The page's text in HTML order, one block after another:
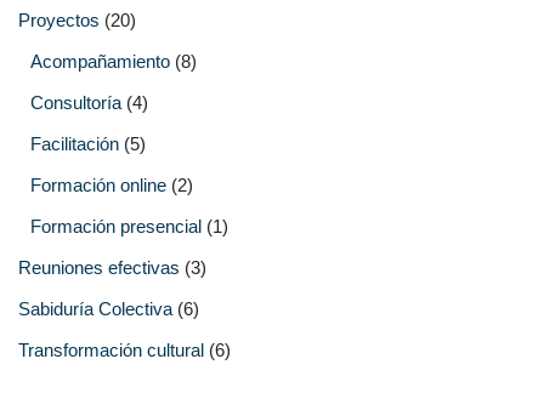
Proyectos (20)
Acompañamiento (8)
Consultoría (4)
Facilitación (5)
Formación online (2)
Formación presencial (1)
Reuniones efectivas (3)
Sabiduría Colectiva (6)
Transformación cultural (6)